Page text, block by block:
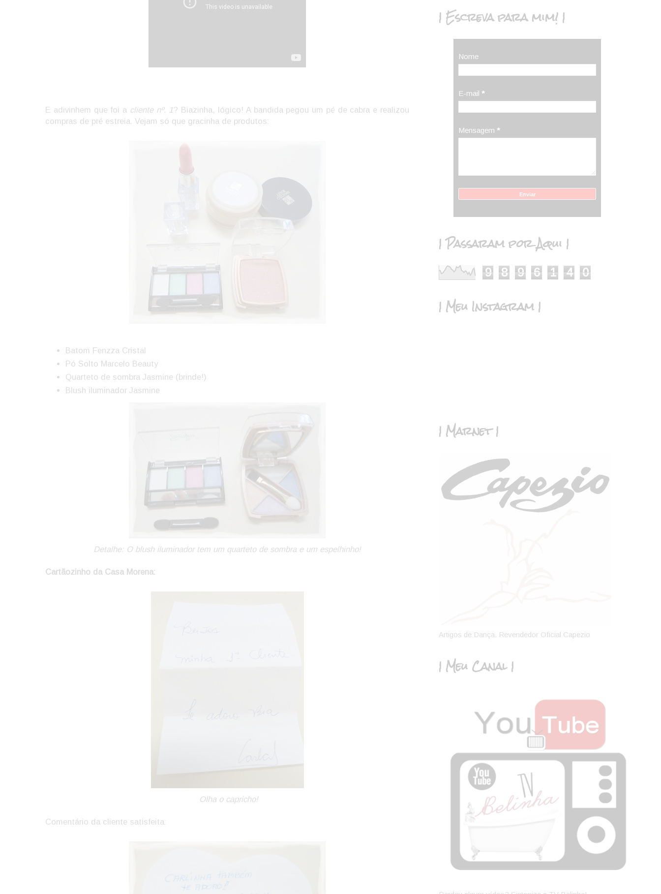
E adivinhem que foi a cliente nº. 1? Biazinha, lógico! A bandida pegou um pé de cabra e realizou
compras de pré estreia. Vejam só que gracinha de produtos:
Batom Fenzza Cristal
Pó Solto Marcelo Beauty
Quarteto de sombra Jasmine (brinde!)
Blush iluminador Jasmine
Detalhe: O blush iluminador tem um quarteto de sombra e um espelhinho!
Cartãozinho da Casa Morena:
Olha o capricho!
Comentário da cliente satisfeita:
| Escreva para mim! |
Nome
E-mail *
Mensagem *
| Passaram por Aqui |
9 8 9 6 1 4 0
| Meu Instagram |
| Marnet |
Artigos de Dança. Revendedor Oficial Capezio
| Meu Canal |